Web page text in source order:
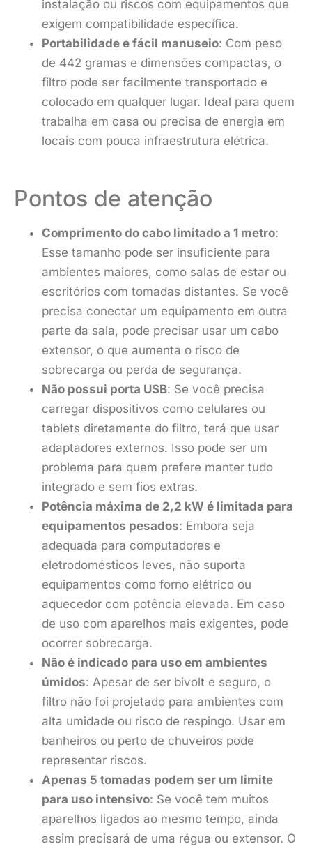
instalação ou riscos com equipamentos que
exigem compatibilidade específica.
Portabilidade e fácil manuseio: Com peso
de 442 gramas e dimensões compactas, o
filtro pode ser facilmente transportado e
colocado em qualquer lugar. Ideal para quem
trabalha em casa ou precisa de energia em
locais com pouca infraestrutura elétrica.
Pontos de atenção
Comprimento do cabo limitado a 1 metro:
Esse tamanho pode ser insuficiente para
ambientes maiores, como salas de estar ou
escritórios com tomadas distantes. Se você
precisa conectar um equipamento em outra
parte da sala, pode precisar usar um cabo
extensor, o que aumenta o risco de
sobrecarga ou perda de segurança.
Não possui porta USB: Se você precisa
carregar dispositivos como celulares ou
tablets diretamente do filtro, terá que usar
adaptadores externos. Isso pode ser um
problema para quem prefere manter tudo
integrado e sem fios extras.
Potência máxima de 2,2 kW é limitada para
equipamentos pesados: Embora seja
adequada para computadores e
eletrodomésticos leves, não suporta
equipamentos como forno elétrico ou
aquecedor com potência elevada. Em caso
de uso com aparelhos mais exigentes, pode
ocorrer sobrecarga.
Não é indicado para uso em ambientes
úmidos: Apesar de ser bivolt e seguro, o
filtro não foi projetado para ambientes com
alta umidade ou risco de respingo. Usar em
banheiros ou perto de chuveiros pode
representar riscos.
Apenas 5 tomadas podem ser um limite
para uso intensivo: Se você tem muitos
aparelhos ligados ao mesmo tempo, ainda
assim precisará de uma régua ou extensor. O